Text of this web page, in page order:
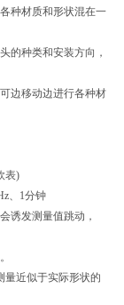
种材质和形状混在一
的种类和安装方向，
边移动边进行各种材
表)
、1分钟
诱发测量值跳动，
量近似于实际形状的